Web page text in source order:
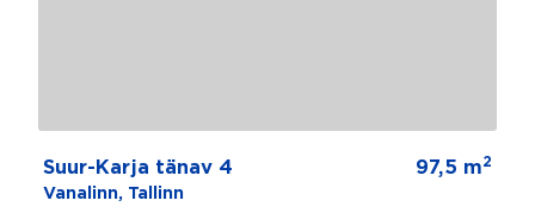
Suur-Karja tänav 4
Vanalinn, Tallinn
97,5 m2